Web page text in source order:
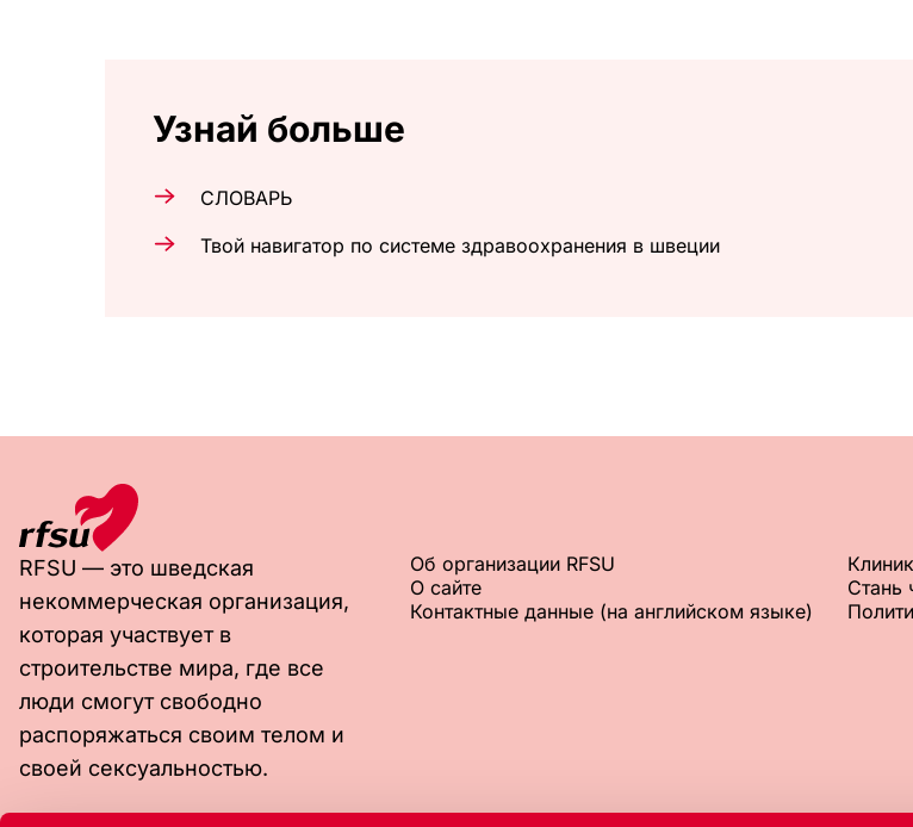
Узнай больше
СЛОВАРЬ
Твой навигатор по системе здравоохранения в швеции
RFSU — это шведская
некоммерческая организация,
которая участвует в
строительстве мира, где все
люди смогут свободно
распоряжаться своим телом и
своей сексуальностью.
Об организации RFSU
О сайте
Контактные данные (на английском языке)
Стань